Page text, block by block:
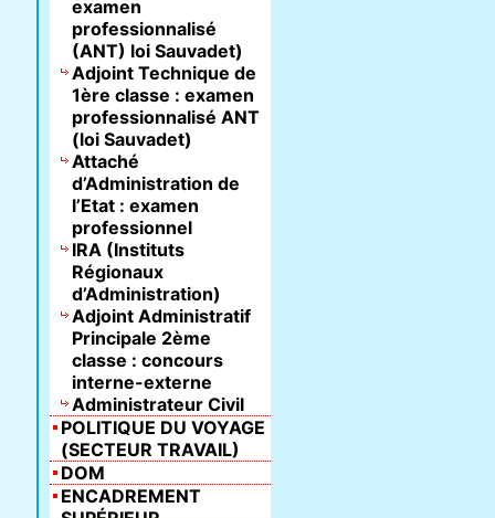
examen
professionnalisé
(ANT) loi Sauvadet)
Adjoint Technique de
1ère classe : examen
professionnalisé ANT
(loi Sauvadet)
Attaché
d’Administration de
l’Etat : examen
professionnel
IRA (Instituts
Régionaux
d’Administration)
Adjoint Administratif
Principale 2ème
classe : concours
interne-externe
Administrateur Civil
POLITIQUE DU VOYAGE
(SECTEUR TRAVAIL)
DOM
ENCADREMENT